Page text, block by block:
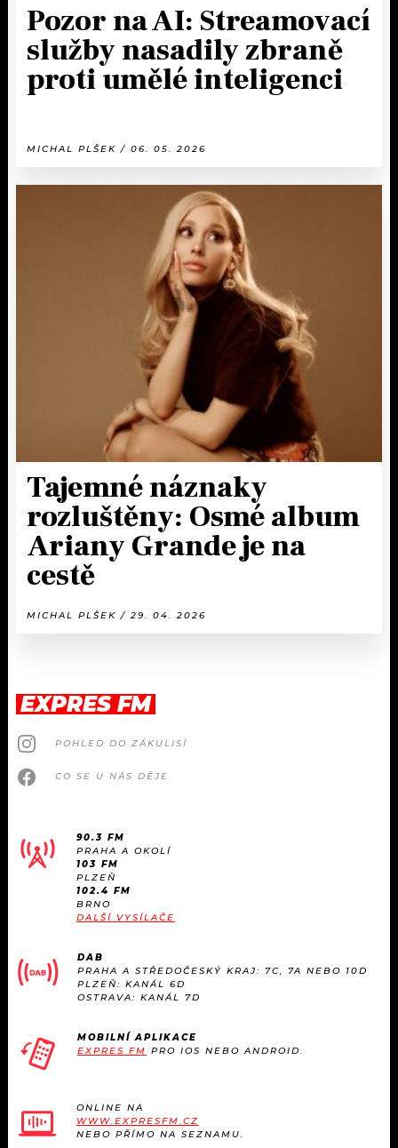
Pozor na AI: Streamovací
služby nasadily zbraně
proti umělé inteligenci
MICHAL PLŠEK / 06. 05. 2026
Tajemné náznaky
rozluštěny: Osmé album
Ariany Grande je na
cestě
MICHAL PLŠEK / 29. 04. 2026
EXPRES FM
POHLED DO ZÁKULISÍ
CO SE U NÁS DĚJE
90.3 FM
PRAHA A OKOLÍ
103 FM
PLZEŇ
102.4 FM
BRNO
DALŠÍ VYSÍLAČE
DAB
PRAHA A STŘEDOČESKÝ KRAJ: 7C, 7A NEBO 10D
PLZEŇ: KANÁL 6D
OSTRAVA: KANÁL 7D
MOBILNÍ APLIKACE
EXPRES FM PRO IOS NEBO ANDROID.
ONLINE NA
WWW.EXPRESFM.CZ
NEBO PŘÍMO NA SEZNAMU.